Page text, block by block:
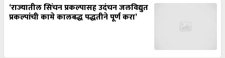
‘राज्यातील सिंचन प्रकल्पासह उदंचन जलविद्युत
प्रकल्पांची कामे कालबद्ध पद्धतीने पूर्ण करा’